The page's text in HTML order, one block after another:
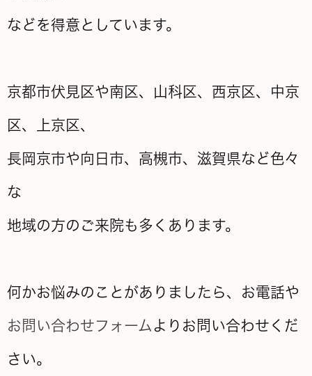
などを得意としています。
京都市伏見区や南区、山科区、西京区、中京
区、上京区、
長岡京市や向日市、高槻市、滋賀県など色々
な
地域の方のご来院も多くあります。
何かお悩みのことがありましたら、お電話や
お問い合わせフォームよりお問い合わせくだ
さい。